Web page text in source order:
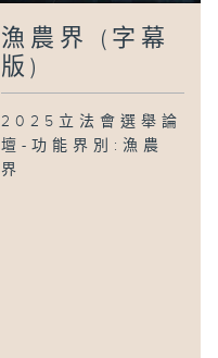
漁農界 (字幕
版)
2025立法會選舉論
壇-功能界別:漁農
界